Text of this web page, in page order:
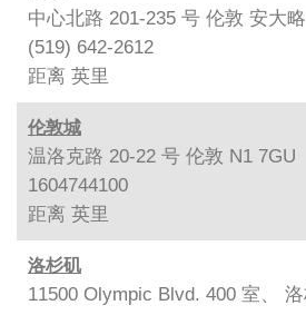
中心北路 201-235 号 伦敦 安大
(519) 642-2612
距离 英里
伦敦城
温洛克路 20-22 号 伦敦 N1 7GU
1604744100
距离 英里
洛杉矶
11500 Olympic Blvd. 400 室、